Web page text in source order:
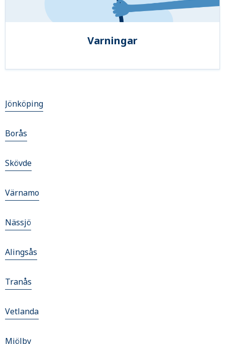
Varningar
Jönköping
Borås
Skövde
Värnamo
Nässjö
Alingsås
Tranås
Vetlanda
Mjölby